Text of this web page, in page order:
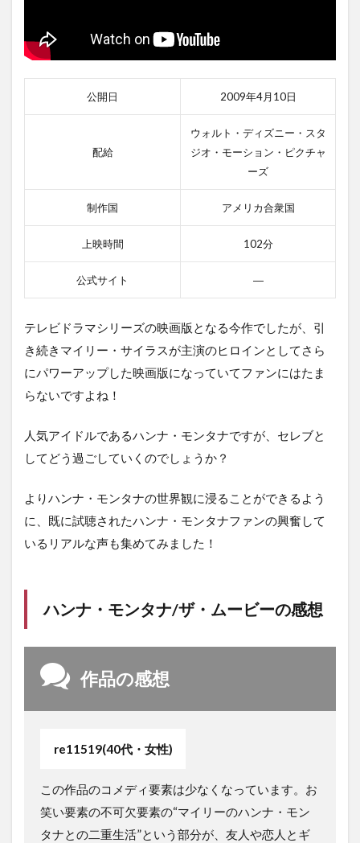
公開日 2009年4月10日
配給
ウォルト・ディズニー・スタ
ジオ・モーション・ピクチャ
ーズ
制作国 アメリカ合衆国
上映時間 102分
公式サイト ―
テレビドラマシリーズの映画版となる今作でしたが、引
き続きマイリー・サイラスが主演のヒロインとしてさら
にパワーアップした映画版になっていてファンにはたま
らないですよね！
人気アイドルであるハンナ・モンタナですが、セレブと
してどう過ごしていくのでしょうか？
よりハンナ・モンタナの世界観に浸ることができるよう
に、既に試聴されたハンナ・モンタナファンの興奮して
いるリアルな声も集めてみました！
ハンナ・モンタナ/ザ・ムービーの感想
作品の感想
re11519(40代・女性)
この作品のコメディ要素は少なくなっています。お
笑い要素の不可欠要素の“マイリーのハンナ・モン
タナとの二重生活”という部分が、友人や恋人とギ